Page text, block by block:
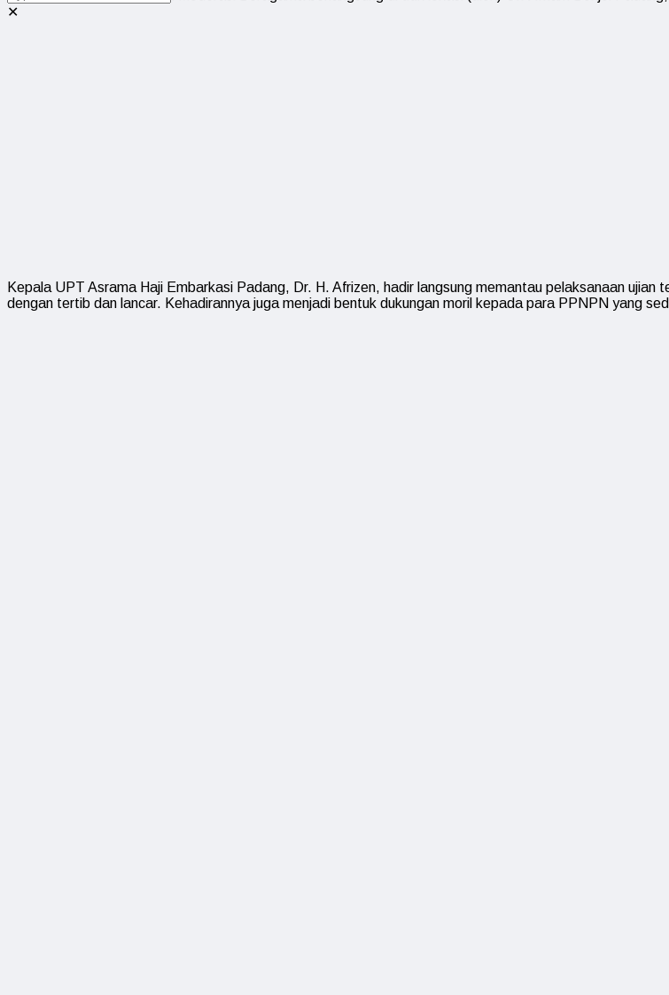
✕
Kepala UPT Asrama Haji Embarkasi Padang, Dr. H. Afrizen, hadir langsung memantau pelaksanaan
dengan tertib dan lancar. Kehadirannya juga menjadi bentuk dukungan moril kepada para PPNPN yang